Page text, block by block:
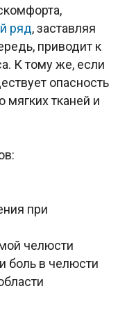
ряд, заставляя
приводит к
К тому же, если
опасность
тканей и
при
челюсти
боль в челюсти